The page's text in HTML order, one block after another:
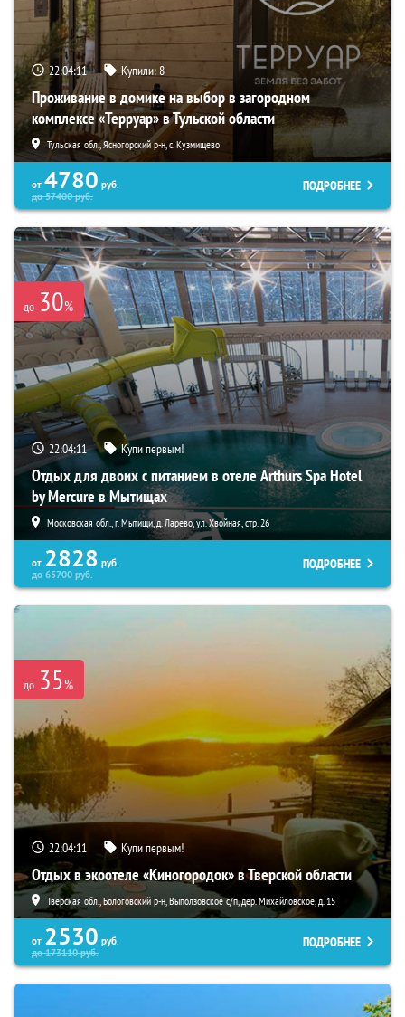
22:04:09 Купили:8
Проживание в домике на выбор в загородном
комплексе «Терруар» в Тульской области
Тульская обл., Ясногорский р-н, с. Кузмищево
от 4780 руб.
до57400руб.
ПОДРОБНЕЕ
до 30%
22:04:09 Купи первым!
Отдых для двоих с питанием в отеле Arthurs Spa Hotel
by Mercure в Мытищах
Московская обл., г. Мытищи, д. Ларево, ул. Хвойная, стр. 26
от 2828 руб.
до65700руб.
ПОДРОБНЕЕ
до 35%
22:04:09 Купи первым!
Отдых в экоотеле «Киногородок» в Тверской области
Тверская обл., Бологовский р-н, Выползовское с/п, дер. Михайловское, д. 15
от 2530 руб.
до173110руб.
ПОДРОБНЕЕ